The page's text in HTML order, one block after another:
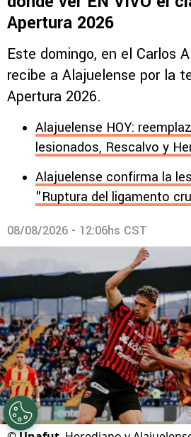
Apertura 2026
Este domingo, en el Carlos
recibe a Alajuelense por la
Apertura 2026.
Alajuelense HOY:
lesionados, Rescalvo y
Alajuelense confirma la
"Ruptura del ligamento
08/08/2026 - 12:06hs CST